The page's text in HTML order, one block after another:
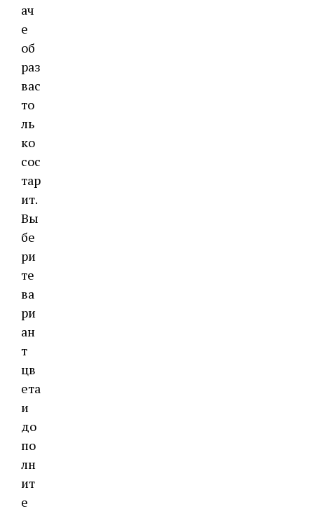
ач
е
об
раз
вас
то
ль
ко
сос
тар
ит.
Вы
бе
ри
те
ва
ри
ан
т
цв
ета
и
до
по
лн
ит
е